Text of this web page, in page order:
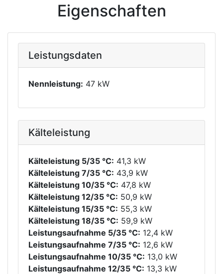
Eigenschaften
Leistungsdaten
Nennleistung: 47 kW
Kälteleistung
Kälteleistung 5/35 °C: 41,3 kW
Kälteleistung 7/35 °C: 43,9 kW
Kälteleistung 10/35 °C: 47,8 kW
Kälteleistung 12/35 °C: 50,9 kW
Kälteleistung 15/35 °C: 55,3 kW
Kälteleistung 18/35 °C: 59,9 kW
Leistungsaufnahme 5/35 °C: 12,4 kW
Leistungsaufnahme 7/35 °C: 12,6 kW
Leistungsaufnahme 10/35 °C: 13,0 kW
Leistungsaufnahme 12/35 °C: 13,3 kW